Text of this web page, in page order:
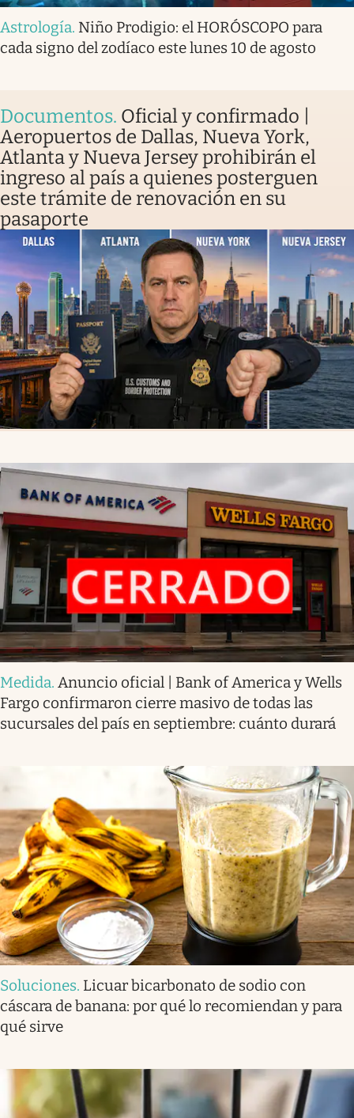
Astrología. Niño Prodigio: el HORÓSCOPO para
cada signo del zodíaco este lunes 10 de agosto
Documentos. Oficial y confirmado |
Aeropuertos de Dallas, Nueva York,
Atlanta y Nueva Jersey prohibirán el
ingreso al país a quienes posterguen
este trámite de renovación en su
pasaporte
Medida. Anuncio oficial | Bank of America y Wells
Fargo confirmaron cierre masivo de todas las
sucursales del país en septiembre: cuánto durará
Soluciones. Licuar bicarbonato de sodio con
cáscara de banana: por qué lo recomiendan y para
qué sirve